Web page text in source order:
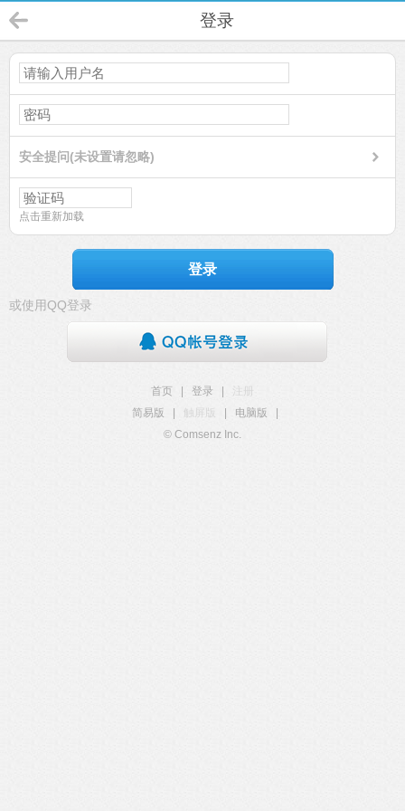
登录
安全提问(未设置请忽略)
点击重新加载
登录
或使用QQ登录
首页 登录
注册
简易版
触屏版 电脑版
© Comsenz Inc.